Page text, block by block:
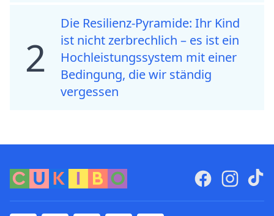
2
Die Resilienz-Pyramide: Ihr Kind
ist nicht zerbrechlich – es ist ein
Hochleistungssystem mit einer
Bedingung, die wir ständig
vergessen